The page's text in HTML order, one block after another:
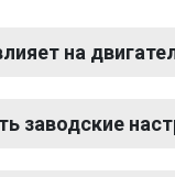
на
заводские